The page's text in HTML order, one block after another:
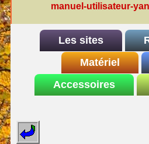
manuel-utilisateur-
Les sites
INDEX
Le site de la
motoculture
Matériel
autoportee
SARP
Accessoires